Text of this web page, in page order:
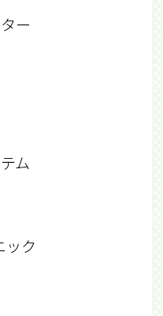
ー
ム
ック